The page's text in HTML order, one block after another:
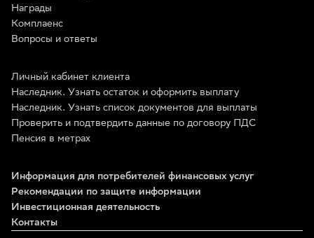
Награды
Комплаенс
Вопросы и ответы
Личный кабинет клиента
Наследник. Узнать остаток и оформить выплату
Наследник. Узнать список документов для выплаты
Проверить и подтвердить данные по договору ПДС
Пенсия в метрах
Информация для потребителей финансовых услуг
Рекомендации по защите информации
Инвестиционная деятельность
Контакты